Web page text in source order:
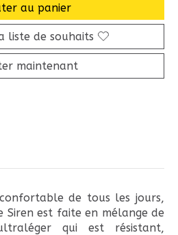
au panier
liste de souhaits
maintenant
de tous les jours,
est faite en mélange de
qui est résistant,